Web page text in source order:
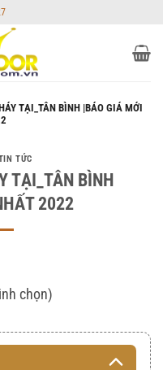
TẠI_TÂN BÌNH |BÁO GIÁ MỚI
TỨC
TẠI_TÂN BÌNH
2022
chọn)